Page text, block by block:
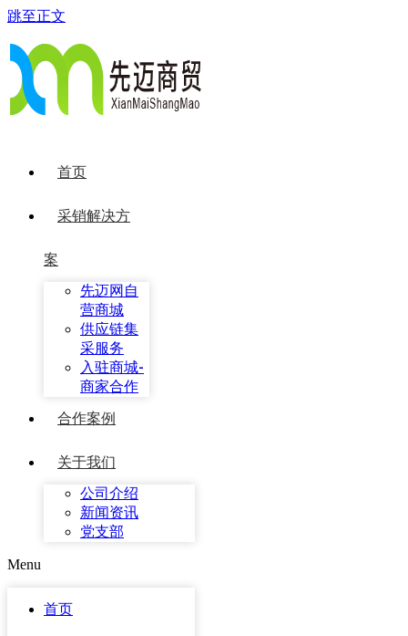
跳至正文
首页
采销解决方
案
先迈网自
营商城
供应链集
采服务
入驻商城-
商家合作
合作案例
关于我们
公司介绍
新闻资讯
党支部
Menu
首页